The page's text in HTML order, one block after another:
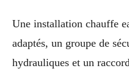
Une installation chauffe
adaptés, un groupe de
hydrauliques et un